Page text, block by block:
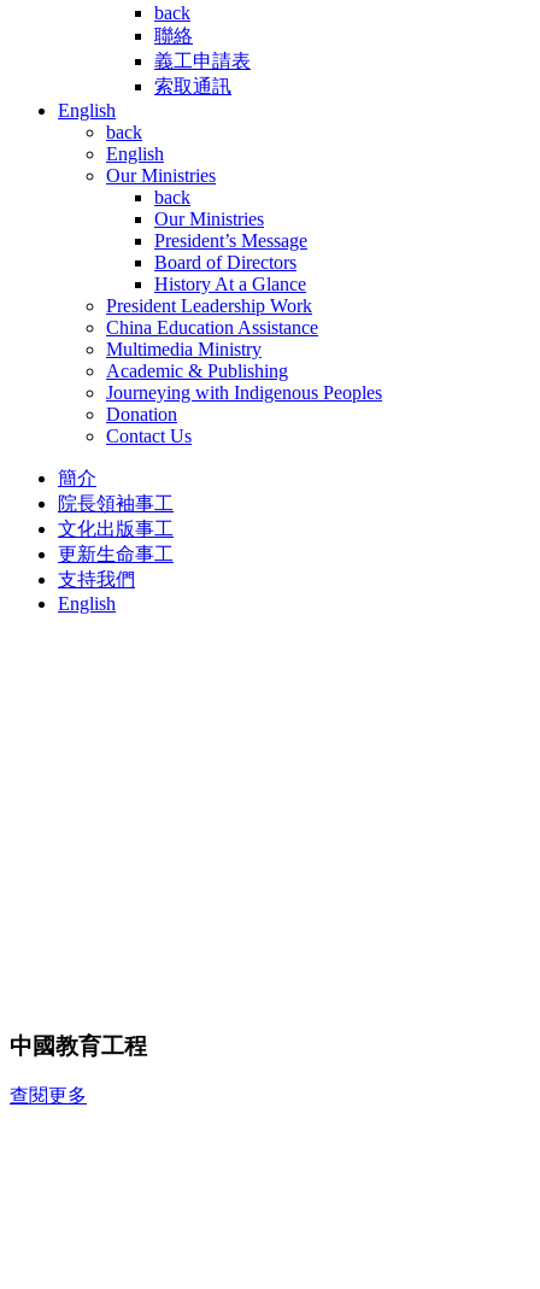
back
聯絡
義工申請表
索取通訊
English
back
English
Our Ministries
back
Our Ministries
President’s Message
Board of Directors
History At a Glance
President Leadership Work
China Education Assistance
Multimedia Ministry
Academic & Publishing
Journeying with Indigenous Peoples
Donation
Contact Us
簡介
院長領袖事工
文化出版事工
更新生命事工
支持我們
English
中國教育工程
查閱更多